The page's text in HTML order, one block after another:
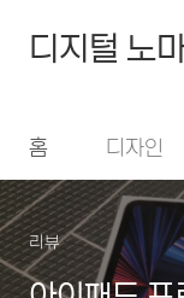
디지털 노
홈 디자인
리뷰